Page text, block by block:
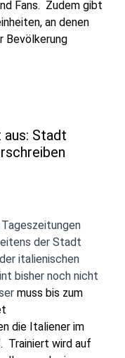
Fans. Zudem gibt
an denen
Bevölkerung
Stadt
der Stadt
italienischen
bisher noch nicht
muss bis zum
die Italiener im
Trainiert wird auf